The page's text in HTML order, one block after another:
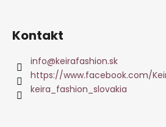
Kontakt
info@keirafashion.sk
https://www.facebook.com/
keira_fashion_slovakia